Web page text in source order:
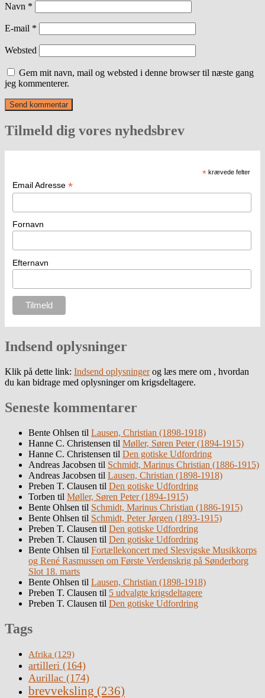
Navn *
E-mail *
Websted
Gem mit navn, mail og websted i denne browser til næste gang
jeg kommenterer.
Tilmeld dig vores nyhedsbrev
* krævede felter
Email Adresse *
Fornavn
Efternavn
Indsend oplysninger
Klik på dette link: Indsend oplysningerog læs mere om , hvordan
du kan bidrage med oplysninger om krigsdeltagere.
Seneste kommentarer
Bente Ohlsen til Lausen, Christian (1898-1918)
Hanne C. Christensen til Møller, Søren Peter (1894-1915)
Hanne C. Christensen til Den gotiske Udfordring
Andreas Jacobsen til Schmidt, Marinus Christian (1886-1915)
Andreas Jacobsen til Lausen, Christian (1898-1918)
Preben T. Clausen til Den gotiske Udfordring
Torben til Møller, Søren Peter (1894-1915)
Bente Ohlsen til Schmidt, Marinus Christian (1886-1915)
Bente Ohlsen til Schmidt, Peter Jørgen (1893-1915)
Preben T. Clausen til Den gotiske Udfordring
Preben T. Clausen til Den gotiske Udfordring
Bente Ohlsen til Fortællekoncert med Slesvigske Musikkorps
og René Rasmussen om Første Verdenskrig på Sønderborg
Slot 18. marts
Bente Ohlsen til Lausen, Christian (1898-1918)
Preben T. Clausen til 5 udvalgte krigsdeltagere
Preben T. Clausen til Den gotiske Udfordring
Tags
Afrika (129)
artilleri (164)
Aurillac (174)
brevveksling (236)